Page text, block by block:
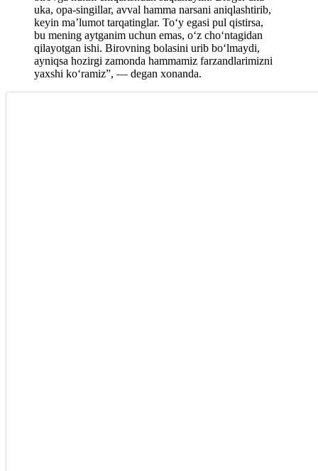
uka, opa-singillar, avval hamma narsani aniqlashtirib,
keyin ma’lumot tarqatinglar. Toʻy egasi pul qistirsa,
bu mening aytganim uchun emas, oʻz choʻntagidan
qilayotgan ishi. Birovning bolasini urib boʻlmaydi,
ayniqsa hozirgi zamonda hammamiz farzandlarimizni
yaxshi koʻramiz”, — degan xonanda.